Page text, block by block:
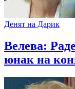
Денят на Дарик
Велева:
юнак на